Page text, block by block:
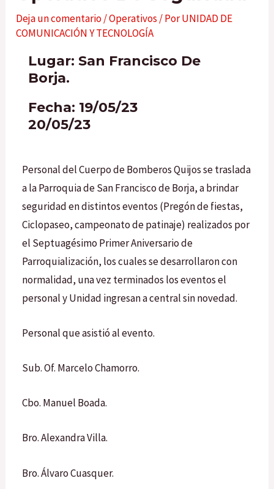
Deja un comentario/Operativos / PorUNIDAD DE
COMUNICACIÓN Y TECNOLOGÍA
Lugar: San Francisco De
Borja.
Fecha: 19/05/23
20/05/23
Personal del Cuerpo de Bomberos Quijos se traslada
a la Parroquia de San Francisco de Borja, a brindar
seguridad en distintos eventos (Pregón de fiestas,
Ciclopaseo, campeonato de patinaje) realizados por
el Septuagésimo Primer Aniversario de
Parroquialización, los cuales se desarrollaron con
normalidad, una vez terminados los eventos el
personal y Unidad ingresan a central sin novedad.
Personal que asistió al evento.
Sub. Of. Marcelo Chamorro.
Cbo. Manuel Boada.
Bro. Alexandra Villa.
Bro. Álvaro Cuasquer.